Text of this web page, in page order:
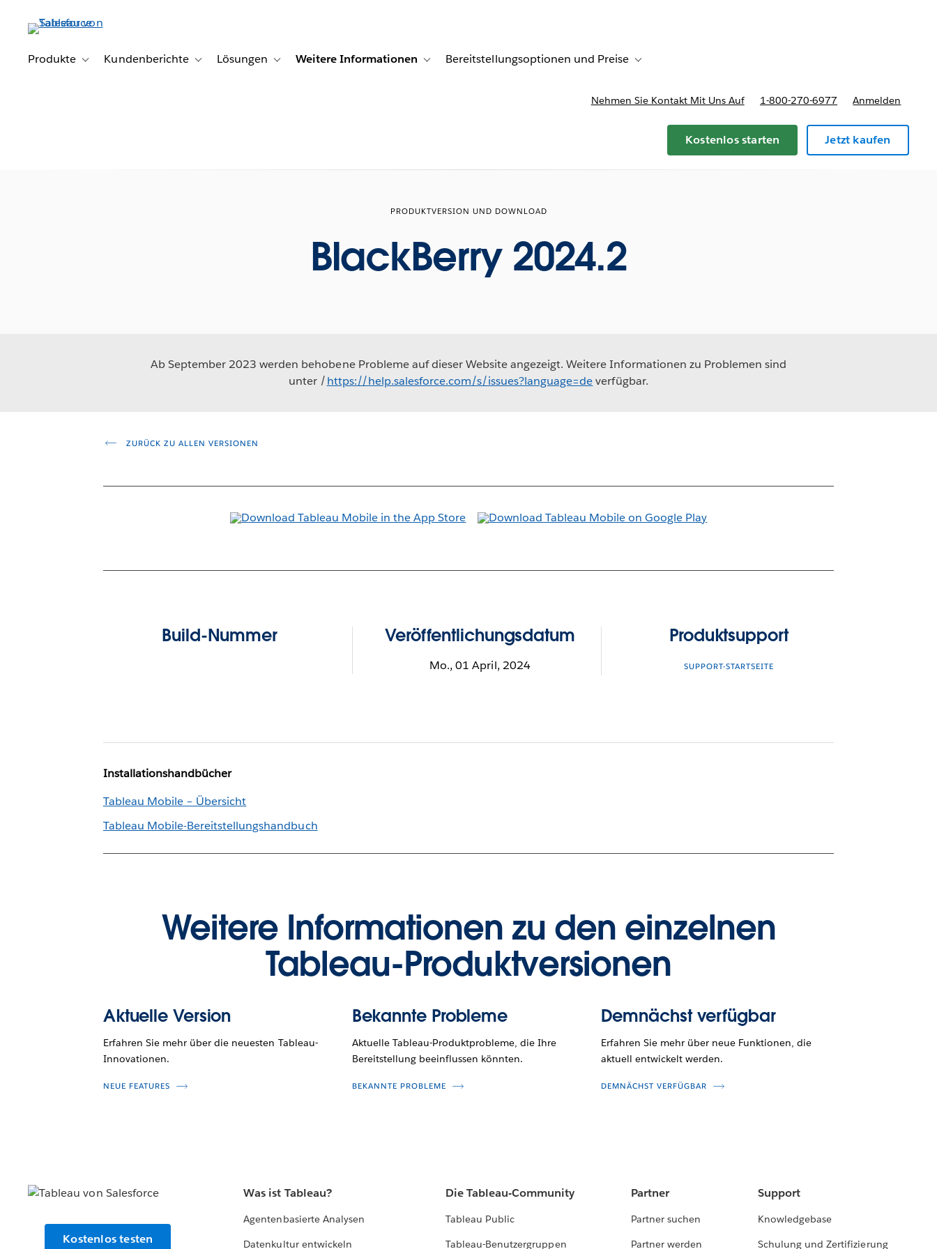
Produkte
Toggle sub-navigation for Produkte
Kundenberichte Toggle sub-navigation for Kundenberichte
Lösungen Toggle sub-navigation for Lösungen
Weitere Informationen Toggle sub-navigation for Weitere Informationen
Bereitstellungsoptionen und Preise Toggle sub-navigation for Bereitstellungsoptionen und Preise
Nehmen Sie Kontakt Mit Uns Auf 1-800-270-6977 Anmelden
Kostenlos starten Jetzt kaufen
PRODUKTVERSION UND DOWNLOAD
BlackBerry 2024.2
Ab September 2023 werden behobene Probleme auf dieser Website angezeigt. Weitere Informationen zu Problemen sind
unter /https://help.salesforce.com/s/issues?language=deverfügbar.
ZURÜCK ZU ALLEN VERSIONEN
Build-Nummer Veröffentlichungsdatum
Mo., 01 April, 2024
Produktsupport
SUPPORT-STARTSEITE
Installationshandbücher
Tableau Mobile – Übersicht
Tableau Mobile-Bereitstellungshandbuch
Weitere Informationen zu den einzelnen
Tableau-Produktversionen
Aktuelle Version
Erfahren Sie mehr über die neuesten Tableau-
Innovationen.
NEUE FEATURES
Bekannte Probleme
Aktuelle Tableau-Produktprobleme, die Ihre
Bereitstellung beeinflussen könnten.
BEKANNTE PROBLEME
Demnächst verfügbar
Erfahren Sie mehr über neue Funktionen, die
aktuell entwickelt werden.
DEMNÄCHST VERFÜGBAR
Kostenlos testen
Was ist Tableau?
Agentenbasierte Analysen
Datenkultur entwickeln
Die Tableau-Community
Tableau Public
Tableau-Benutzergruppen
Partner
Partner suchen
Partner werden
Support
Knowledgebase
Schulung und Zertifizierung